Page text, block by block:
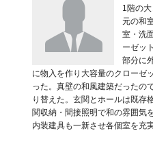
1階の大
元の和
室・洗
ーゼッ
部分に
に物入を作り大容量のクローゼ
った。真壁の和風建築だったの
り替えた。玄関とホールは既存
関収納・間接照明で和の雰囲気
内装建具も一新させ各個室を充